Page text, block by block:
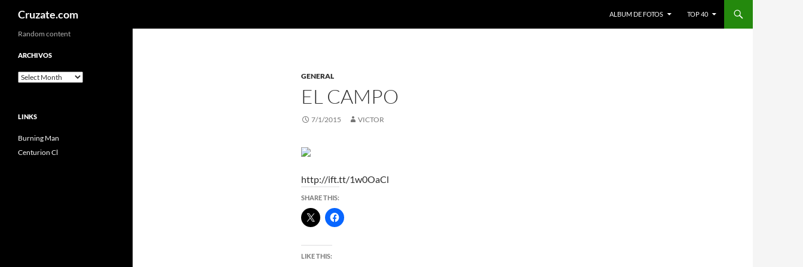
Cruzate.com ALBUM DE FOTOS TOP 40
GENERAL
EL CAMPO
7/1/2015 VICTOR
http://ift.tt/1w0OaCl
SHARE THIS:
LIKE THIS:
Random content
ARCHIVOS
Archivos
LINKS
Burning Man
Centurion Cl